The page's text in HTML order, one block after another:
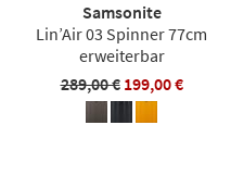
Samsonite
Lin’Air 03 Spinner 77cm
erweiterbar
289,00 € 199,00 €